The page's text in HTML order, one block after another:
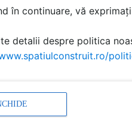
în continuare, vă
detalii despre politica